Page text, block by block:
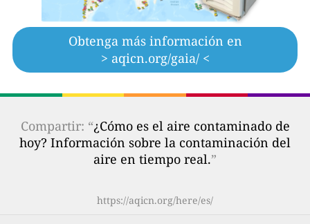
Obtenga más información en
> aqicn.org/gaia/ <
Compartir: “¿Cómo es el aire contaminado de
hoy? Información sobre la contaminación del
aire en tiempo real.”
https://aqicn.org/here/es/